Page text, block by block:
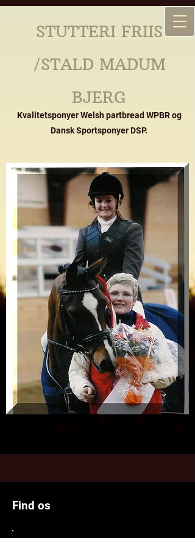
STUTTERI FRIIS
/STALD MADUM
BJERG
Kvalitetsponyer Welsh partbread WPBR og
Dansk Sportsponyer DSP.
Find os